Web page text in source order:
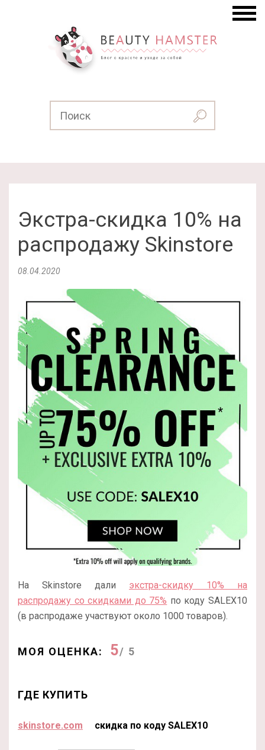
Экстра-скидка 10% на
распродажу Skinstore
08.04.2020
На Skinstore дали экстра-скидку 10% на
распродажу со скидками до 75% по коду SALEX10
(в распродаже участвуют около 1000 товаров).
МОЯ ОЦЕНКА: 5/ 5
ГДЕ КУПИТЬ
skinstore.com скидка по коду SALEX10